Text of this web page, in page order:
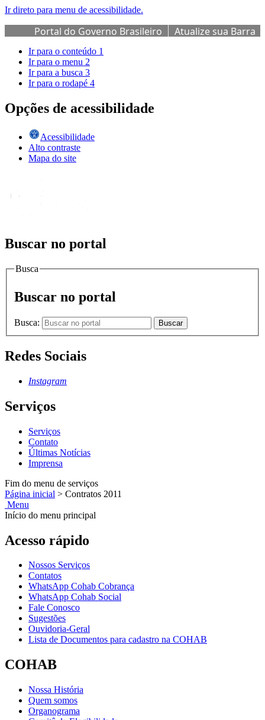
Ir direto para menu de acessibilidade.
Portal do Governo Brasileiro
Atualize sua Barra
de Governo
Ir para o conteúdo 1
Ir para o menu 2
Ir para a busca 3
Ir para o rodapé 4
Opções de acessibilidade
Acessibilidade
Alto contraste
Mapa do site
Buscar no portal
Busca
Buscar no portal
Busca: Buscar
Redes Sociais
Instagram
Serviços
Serviços
Contato
Últimas Notícias
Imprensa
Fim do menu de serviços
Página inicial > Contratos 2011
Menu
Início do menu principal
Acesso rápido
Nossos Serviços
Contatos
WhatsApp Cohab Cobrança
WhatsApp Cohab Social
Fale Conosco
Sugestões
Ouvidoria-Geral
Lista de Documentos para cadastro na COHAB
COHAB
Nossa História
Quem somos
Organograma